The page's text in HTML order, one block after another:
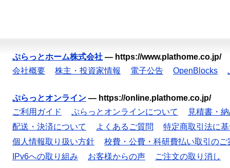
ぷらっとホーム株式会社 — https://www.plathome.co.jp/
会社概要
株主・投資家情報 電子公告 OpenBlocks
ぷらっとオンライン — https://online.plathome.co.jp/
ご利用ガイド
ぷらっとオンラインについて
見積書・
配送・決済について
よくあるご質問
特定商取引法に
個人情報取り扱い方針
校費・公費・科研費払い取引のご
IPv6への取り組み
お客様からの声 ご注文の取り消し